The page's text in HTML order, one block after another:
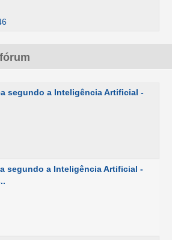
segundo a Inteligência Artificial -
segundo a Inteligência Artificial -